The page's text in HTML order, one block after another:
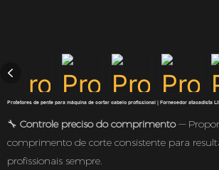
Protetores de pente para máquina de cortar cabelo profissional | Fornecedor atacadista
🔧 Controle preciso do comprimento—
comprimento de corte consistente para
profissionais sempre.